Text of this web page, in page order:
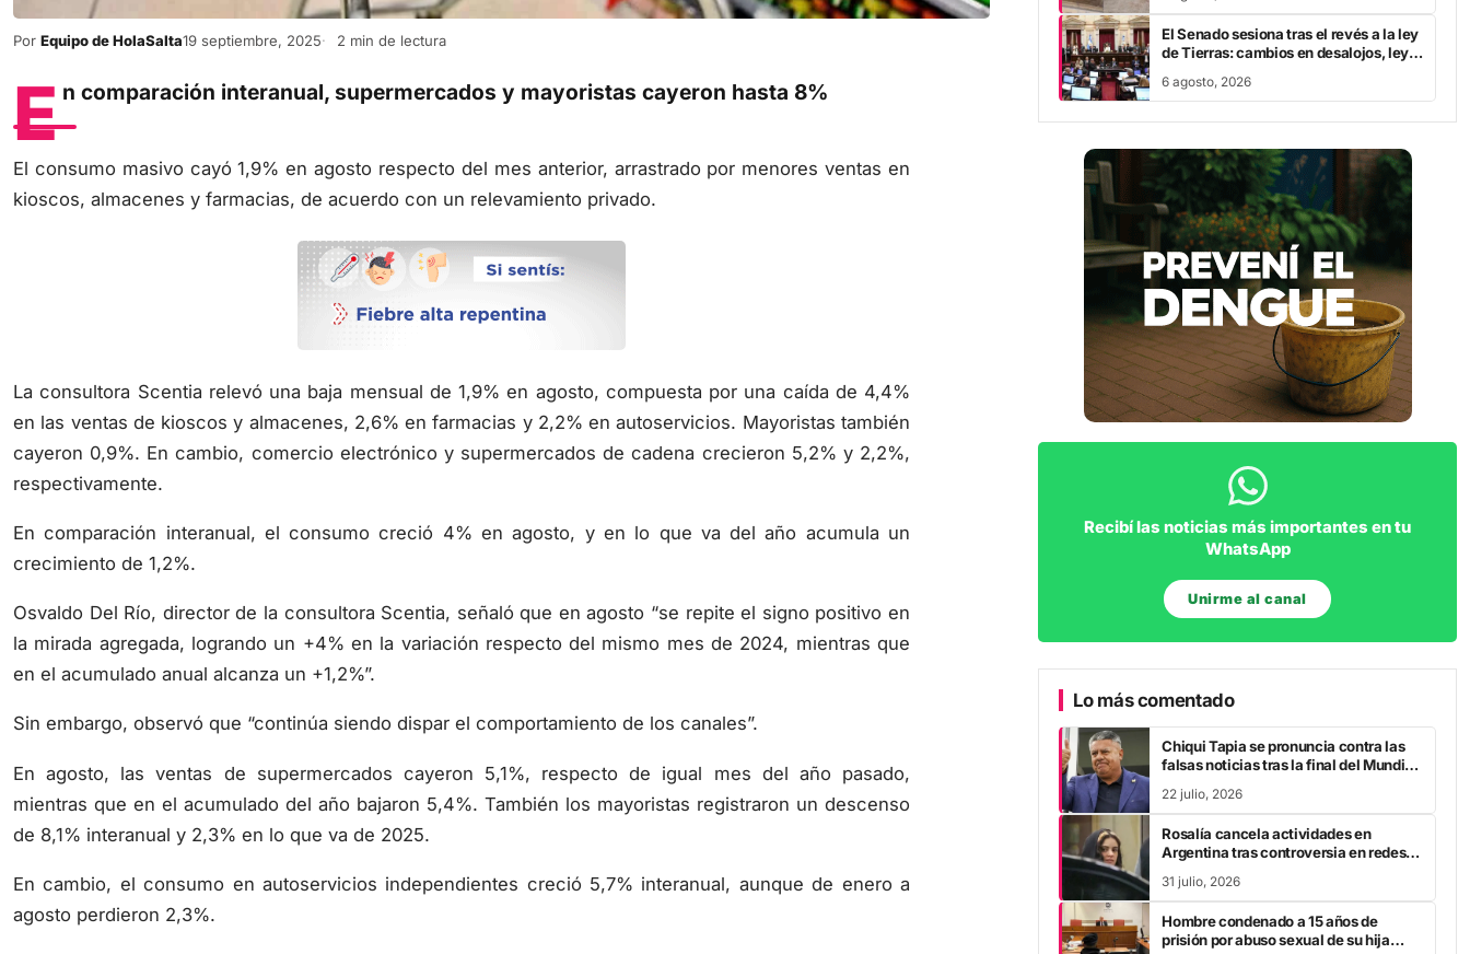
PorEquipo de HolaSalta19 septiembre, 2025 2 min de lectura
E
El consumo masivo cayó 1,9% en agosto respecto del mes anterior, arrastrado por menores ventas en
kioscos, almacenes y farmacias, de acuerdo con un relevamiento privado.
en las ventas de kioscos y almacenes, 2,6% en farmacias y 2,2% en autoservicios. Mayoristas también
cayeron 0,9%. En cambio, comercio electrónico y supermercados de cadena crecieron 5,2% y 2,2%,
respectivamente.
crecimiento de 1,2%.
la mirada agregada, logrando un +4% en la variación respecto del mismo mes de 2024, mientras que
en el acumulado anual alcanza un +1,2%”.
mientras que en el acumulado del año bajaron 5,4%. También los mayoristas registraron un descenso
de 8,1% interanual y 2,3% en lo que va de 2025.
agosto perdieron 2,3%.
El Senado sesiona tras el revés a la ley
de Tierras: cambios en desalojos, ley
de Manejo del Fuego y expropiaciones
6 agosto, 2026
Recibí las noticias más importantes en tu
WhatsApp
Lo más comentado
falsas noticias tras la final del Mundial
2026
22 julio, 2026
Rosalía cancela actividades en
Argentina tras controversia en redes
sociales
31 julio, 2026
Hombre condenado a 15 años de
prisión por abuso sexual de su hija
durante la pandemia
8 julio, 2026